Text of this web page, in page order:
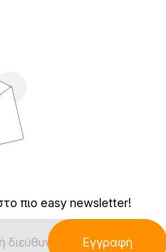
πιο easy newsletter!
Εγγραφή